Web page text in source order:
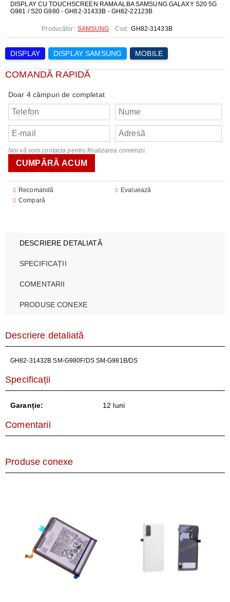
DISPLAY CU TOUCHSCREEN RAMA ALBA SAMSUNG GALAXY S20 5G
G981 / S20 G980 - GH82-31433B - GH82-22123B
Producător: SAMSUNG Cod: GH82-31433B
DISPLAY DISPLAY SAMSUNG MOBILE
COMANDĂ RAPIDĂ
Doar 4 câmpuri de completat
Noi vă vom contacta pentru finalizarea comenzii.
Recomandă
Evaluează
Compară
DESCRIERE DETALIATĂ
SPECIFICAȚII
COMENTARII
PRODUSE CONEXE
Descriere detaliată
GH82-31432B SM-G980F/DS SM-G981B/DS
Specificații
Garanție: 12 luni
Comentarii
Produse conexe